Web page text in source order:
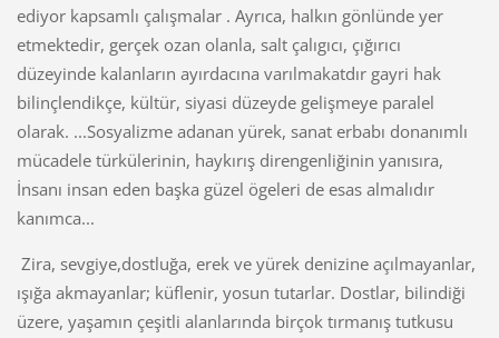
ediyor kapsamlı çalışmalar . Ayrıca, halkın gönlünde yer
etmektedir, gerçek ozan olanla, salt çalıgıcı, çığırıcı
düzeyinde kalanların ayırdacına varılmakatdır gayri hak
bilinçlendikçe, kültür, siyasi düzeyde gelişmeye paralel
olarak. ...Sosyalizme adanan yürek, sanat erbabı donanımlı
mücadele türkülerinin, haykırış direngenliğinin yanısıra,
İnsanı insan eden başka güzel ögeleri de esas almalıdır
kanımca...
Zira, sevgiye,dostluğa, erek ve yürek denizine açılmayanlar,
ışığa akmayanlar; küflenir, yosun tutarlar. Dostlar, bilindiği
üzere, yaşamın çeşitli alanlarında birçok tırmanış tutkusu